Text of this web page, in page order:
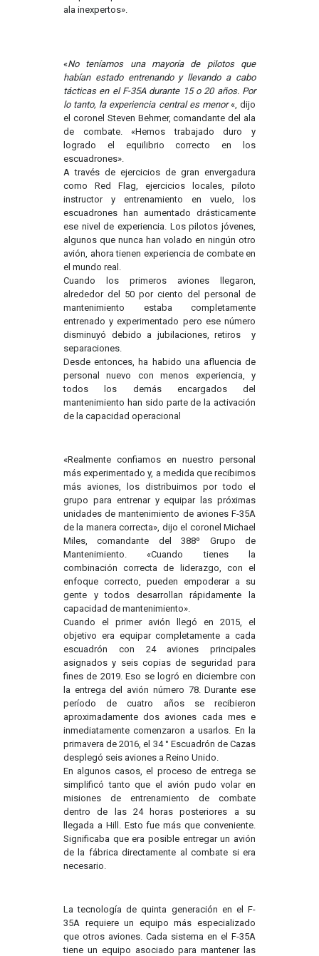
ala inexpertos».
«No teníamos una mayoría de pilotos que
habían estado entrenando y llevando a cabo
tácticas en el F-35A durante 15 o 20 años. Por
lo tanto, la experiencia central es menor«, dijo
el coronel Steven Behmer, comandante del ala
de combate. «Hemos trabajado duro y
logrado el equilibrio correcto en los
escuadrones».
A través de ejercicios de gran envergadura
como Red Flag, ejercicios locales, piloto
instructor y entrenamiento en vuelo, los
escuadrones han aumentado drásticamente
ese nivel de experiencia. Los pilotos jóvenes,
algunos que nunca han volado en ningún otro
avión, ahora tienen experiencia de combate en
el mundo real.
Cuando los primeros aviones llegaron,
alrededor del 50 por ciento del personal de
mantenimiento estaba completamente
entrenado y experimentado pero ese número
disminuyó debido a jubilaciones, retiros y
separaciones.
Desde entonces, ha habido una afluencia de
personal nuevo con menos experiencia, y
todos los demás encargados del
mantenimiento han sido parte de la activación
de la capacidad operacional
«Realmente confiamos en nuestro personal
más experimentado y, a medida que recibimos
más aviones, los distribuimos por todo el
grupo para entrenar y equipar las próximas
unidades de mantenimiento de aviones F-35A
de la manera correcta», dijo el coronel Michael
Miles, comandante del 388º Grupo de
Mantenimiento. «Cuando tienes la
combinación correcta de liderazgo, con el
enfoque correcto, pueden empoderar a su
gente y todos desarrollan rápidamente la
capacidad de mantenimiento».
Cuando el primer avión llegó en 2015, el
objetivo era equipar completamente a cada
escuadrón con 24 aviones principales
asignados y seis copias de seguridad para
fines de 2019. Eso se logró en diciembre con
la entrega del avión número 78. Durante ese
período de cuatro años se recibieron
aproximadamente dos aviones cada mes e
inmediatamente comenzaron a usarlos. En la
primavera de 2016, el 34 ° Escuadrón de Cazas
desplegó seis aviones a Reino Unido.
En algunos casos, el proceso de entrega se
simplificó tanto que el avión pudo volar en
misiones de entrenamiento de combate
dentro de las 24 horas posteriores a su
llegada a Hill. Esto fue más que conveniente.
Significaba que era posible entregar un avión
de la fábrica directamente al combate si era
necesario.
La tecnología de quinta generación en el F-
35A requiere un equipo más especializado
que otros aviones. Cada sistema en el F-35A
tiene un equipo asociado para mantener las